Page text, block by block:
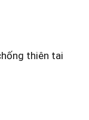
thiên tai